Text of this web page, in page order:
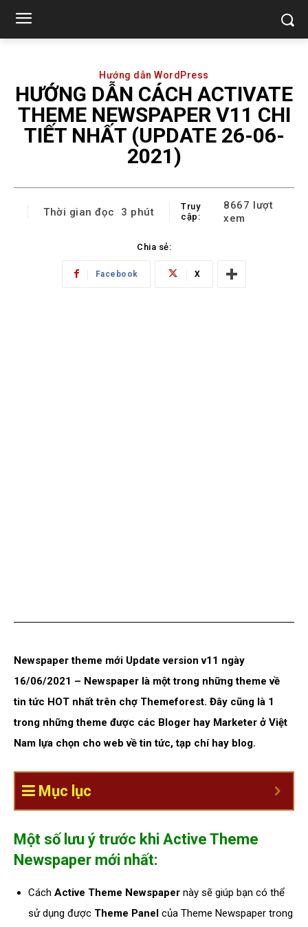
Hướng dẫn WordPress
HƯỚNG DẪN CÁCH ACTIVATE
THEME NEWSPAPER V11 CHI
TIẾT NHẤT (UPDATE 26-06-
2021)
Thời gian đọc 3 phút
Truy
cập:
8667 lượt
xem
Chia sẻ:
Facebook X
Newspaper theme mới Update version v11 ngày
16/06/2021 – Newspaper là một trong những theme về
tin tức HOT nhất trên chợ Themeforest. Đây cũng là 1
trong những theme được các Bloger hay Marketer ở Việt
Nam lựa chọn cho web về tin tức, tạp chí hay blog.
Mục lục
Một số lưu ý trước khi Active Theme
Newspaper mới nhất:
Cách Active Theme Newspaper này sẽ giúp bạn có thể
sử dụng được Theme Panel của Theme Newspaper trong